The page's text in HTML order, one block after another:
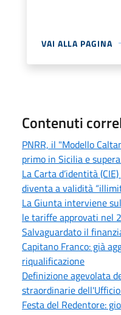
VAI ALLA PAGINA
Contenuti
PNRR, il "Modello
primo in Sicilia e
La Carta d’identità
diventa a validità
La Giunta interviene
le tariffe approvati nel
Salvaguardato il
Capitano Franco: già
riqualificazione
Definizione agevolata
straordinarie
Festa del Redentore: